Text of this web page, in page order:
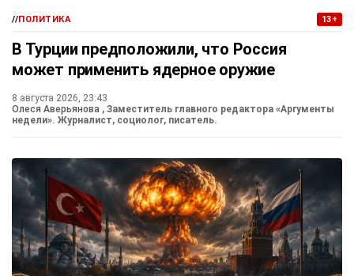
//ПОЛИТИКА 13+
В Турции предположили, что Россия
может применить ядерное оружие
8 августа 2026, 23:43
Олеся Аверьянова , Заместитель главного редактора «Аргументы
недели». Журналист, социолог, писатель.